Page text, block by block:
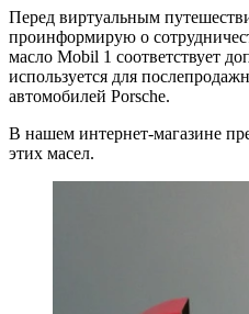
Перед виртуальным
проинформирую о
масло Mobil 1 соответствует
используется для
автомобилей Porsche.
В нашем интернет-магазине
этих масел.